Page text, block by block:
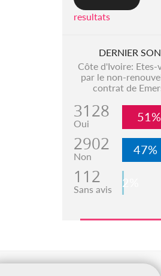
resultats
DERNIER
Côte d'Ivoire: Etes-
par le non-
contrat de
3128
Oui 51%
2902
Non 47%
112
Sans avis 2%